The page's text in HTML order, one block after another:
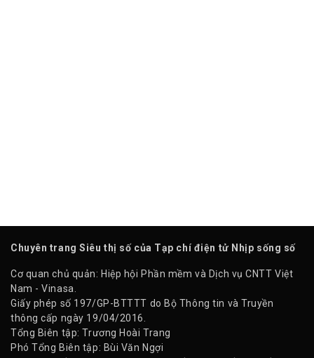
Chuyên trang Siêu thị số của Tạp chí điện tử Nhịp sống số
Cơ quan chủ quản: Hiệp hội Phần mềm và Dịch vụ CNTT Việt
Nam - Vinasa.
Giấy phép số 197/GP-BTTTT do Bộ Thông tin và Truyền
thông cấp ngày 19/04/2016.
Tổng Biên tập: Trương Hoài Trang
Phó Tổng Biên tập: Bùi Văn Ngợi